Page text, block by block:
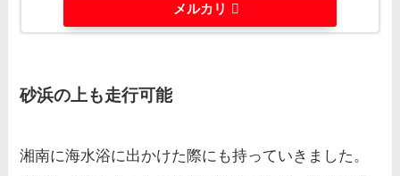
メルカリ
砂浜の上も走行可能
湘南に海水浴に出かけた際にも持っていきました。